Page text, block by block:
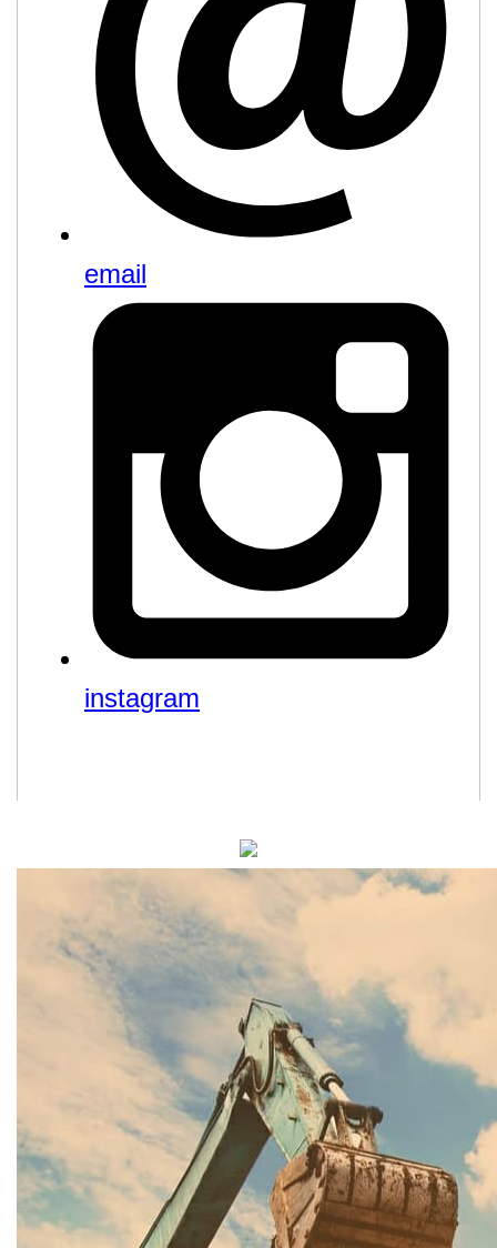
email
instagram